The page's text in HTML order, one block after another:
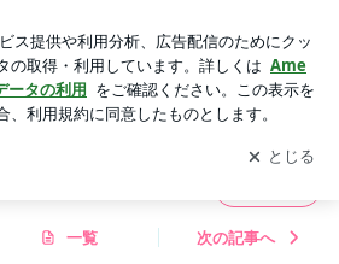
て ブログの更新通知
を受け取りまし
開く
一覧 次の記事へ